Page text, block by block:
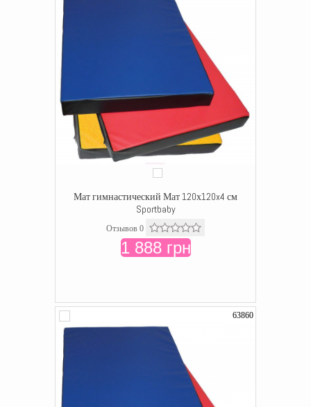
Мат гимнастический Мат 120х120x4 см
Sportbaby
Отзывов 0
1 888 грн
63860